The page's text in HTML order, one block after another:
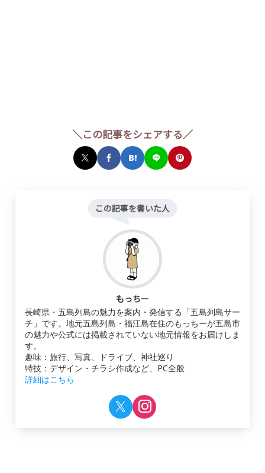
＼この記事をシェアする／
この記事を書いた人
もっちー
長崎県・五島列島の魅力を案内・発信する「五島列島サー
チ」です。地元五島列島・福江島在住のもっちーが五島市
の魅力や公式には掲載されていない地元情報をお届けしま
す。
趣味：旅行、写真、ドライブ、神社巡り
特技：デザイン・チラシ作成など、PC全般
詳細はこちら